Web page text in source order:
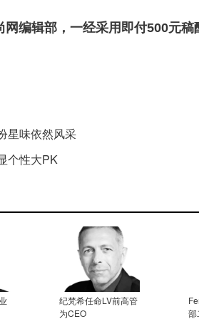
编辑部，一经采用即付500元
星味依然风采
个性大PK
纪梵希任命LV前高管
为CEO
部